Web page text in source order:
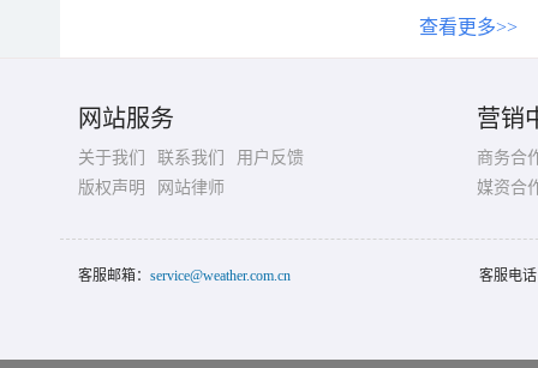
查看更多>>
网站服务
关于我们 联系我们
用户反馈
版权声明
网站律师
营销
商务合
媒资合
客服邮箱： service@weather.com.cn 客服电